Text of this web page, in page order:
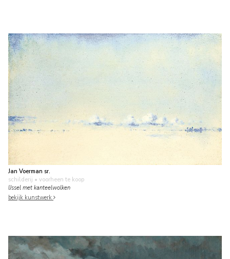
Jan Voerman sr.
schilderij • voorheen te koop
IJssel met kanteelwolken
bekijk kunstwerk